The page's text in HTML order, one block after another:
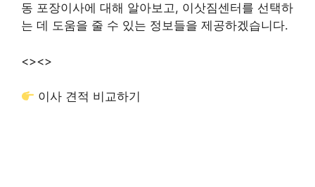
동 포장이사에 대해 알아보고, 이삿짐센터를 선택하
는 데 도움을 줄 수 있는 정보들을 제공하겠습니다.
<><>
이사 견적 비교하기